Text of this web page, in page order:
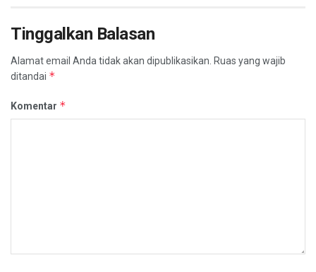
Tinggalkan Balasan
Alamat email Anda tidak akan dipublikasikan. Ruas yang wajib
ditandai *
Komentar *